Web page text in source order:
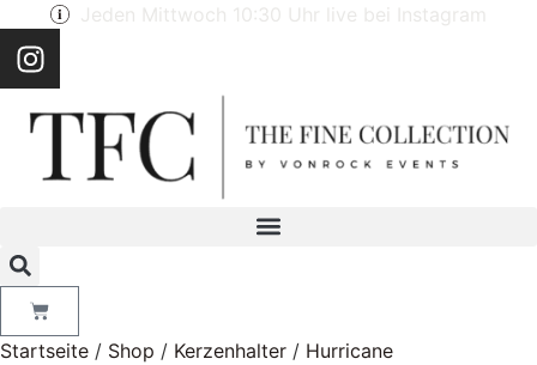
Jeden Mittwoch 10:30 Uhr live bei Instagram
Startseite / Shop / Kerzenhalter / Hurricane